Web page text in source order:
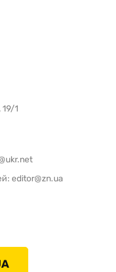
1
editor@zn.ua